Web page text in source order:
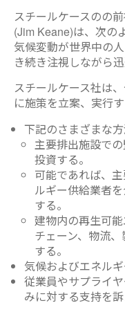
スチールケースのの
(Jim Keane)は、次の
気候変動が世界中の
き続き注視しながら
スチールケース社は
に施策を立案、実行す
下記のさまざまな
主要排出施設で
投資する。
可能であれば、
ルギー供給業者
する。
建物内の再生可
チェーン、物流
する。
気候およびエネル
従業員やサプライ
みに対する支持を訴